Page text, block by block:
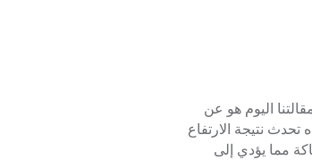
هدف مقالتنا اليوم هو عن
نتيجة الارتفاع
مما يؤدي إلى